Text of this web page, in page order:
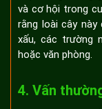
và cơ hội trong
rằng loài cây
xấu, các trường
hoặc văn phòng.
4. Vấn